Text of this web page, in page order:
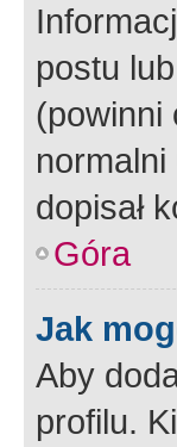
postu
(powinni
dopisał
Góra
Jak
Aby
profilu.